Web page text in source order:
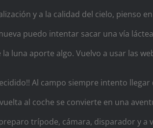
y a la calidad del cielo, pienso
puedo intentar sacar una vía
la luna aporte algo. Vuelvo a usar las
Al campo siempre intento
al coche se convierte en una
trípode, cámara, disparador y a